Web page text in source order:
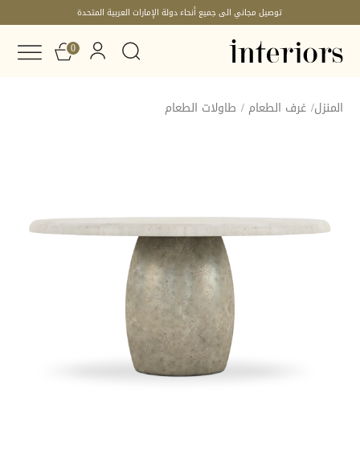
توصيل مجاني الى جميع أنحاء دولة الإمارات العربية المتحدة
0
المنزل/ غرف الطعام / طاولات الطعام